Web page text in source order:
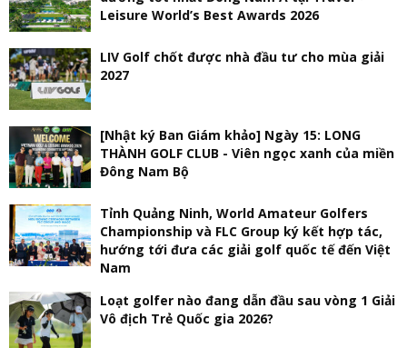
Leisure World’s Best Awards 2026
LIV Golf chốt được nhà đầu tư cho mùa giải
2027
[Nhật ký Ban Giám khảo] Ngày 15: LONG
THÀNH GOLF CLUB - Viên ngọc xanh của miền
Đông Nam Bộ
Tỉnh Quảng Ninh, World Amateur Golfers
Championship và FLC Group ký kết hợp tác,
hướng tới đưa các giải golf quốc tế đến Việt
Nam
Loạt golfer nào đang dẫn đầu sau vòng 1 Giải
Vô địch Trẻ Quốc gia 2026?